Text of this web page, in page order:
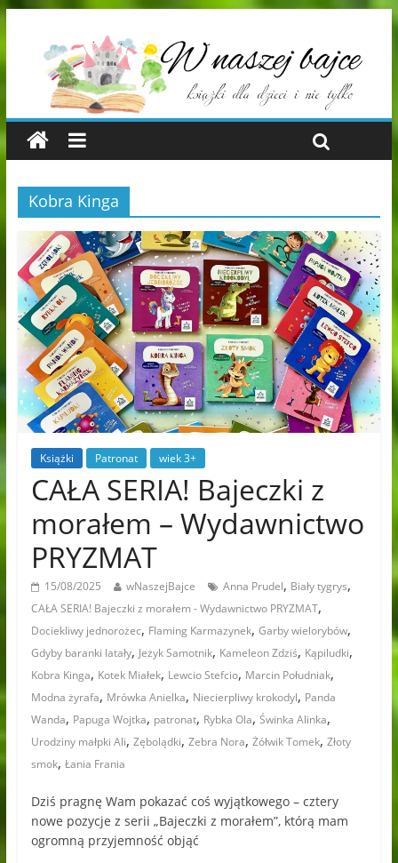
Kobra Kinga
Książki Patronat wiek 3+
CAŁA SERIA! Bajeczki z
morałem – Wydawnictwo
PRYZMAT
15/08/2025 wNaszejBajce Anna Prudel, Biały tygrys,
CAŁA SERIA! Bajeczki z morałem - Wydawnictwo PRYZMAT,
Dociekliwy jednorożec, Flaming Karmazynek, Garby wielorybów,
Gdyby baranki latały, Jeżyk Samotnik, Kameleon Zdziś, Kąpiludki,
Kobra Kinga, Kotek Miałek, Lewcio Stefcio, Marcin Południak,
Modna żyrafa, Mrówka Anielka, Niecierpliwy krokodyl, Panda
Wanda, Papuga Wojtka, patronat, Rybka Ola, Świnka Alinka,
Urodziny małpki Ali, Zębolądki, Zebra Nora, Żółwik Tomek, Złoty
smok, Łania Frania
Dziś pragnę Wam pokazać coś wyjątkowego – cztery
nowe pozycje z serii „Bajeczki z morałem”, którą mam
ogromną przyjemność objąć